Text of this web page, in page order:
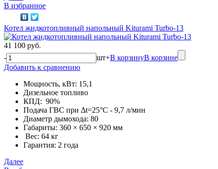
В избранное
Котел жидкотопливный напольный Kiturami Turbo-13
41 100 руб.
-
шт+В корзинуВ корзине
Добавить к сравнению
Мощность, кВт: 15,1
Дизельное топливо
КПД: 90%
Подача ГВС при Δt=25°С - 9,7 л/мин
Диаметр дымохода: 80
Габариты: 360 × 650 × 920 мм
Вес: 64 кг
Гарантия: 2 года
Далее